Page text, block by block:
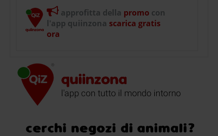
approfitta della promo con
l'app quiinzona scarica gratis
ora